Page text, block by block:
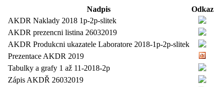
Nadpis
Odkaz
AKDR Naklady 2018 1p-2p-slitek
AKDR prezencni listina 26032019
AKDR Produkcni ukazatele Laboratore 2018-1p-2p-slitek
Prezentace AKDR 2019
Tabulky a grafy 1 až 11-2018-2p
Zápis AKDŘ 26032019